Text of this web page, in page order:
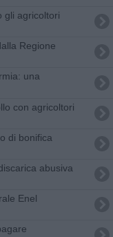
gli agricoltori
Regione
una
con agricoltori
di bonifica
abusiva
Enel